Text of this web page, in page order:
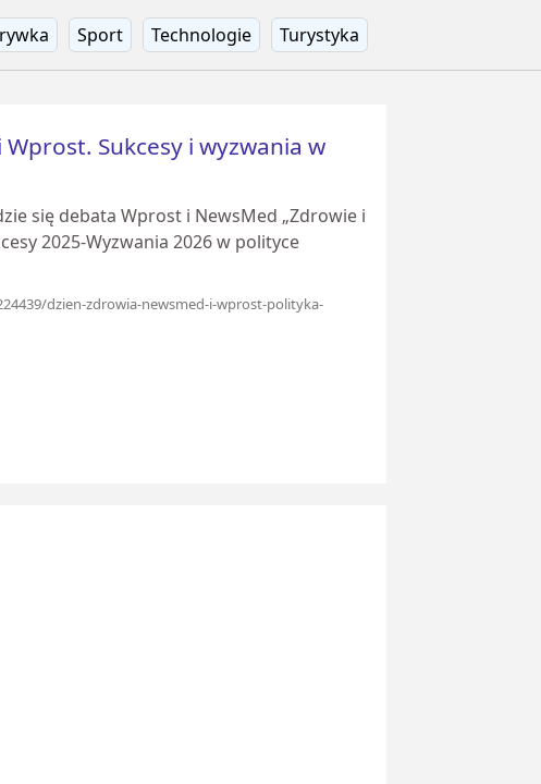
Sport Technologie Turystyka
Sukcesy i wyzwania w
się debata Wprost i NewsMed „Zdrowie i
2025-Wyzwania 2026 w polityce
dzien-zdrowia-newsmed-i-wprost-polityka-